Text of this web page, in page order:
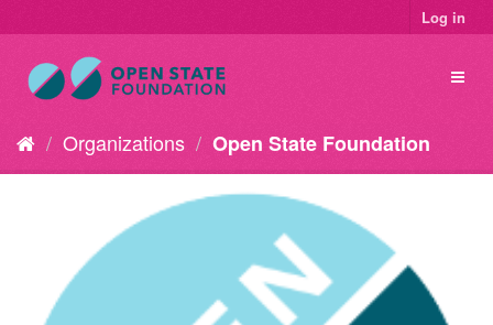
Log in
Organizations Open State Foundation